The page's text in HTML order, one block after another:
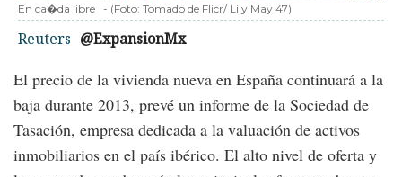
En ca�da libre - (Foto: Tomado de Flicr/ Lily May 47)
Reuters @ExpansionMx
El precio de la vivienda nueva en España continuará a la
baja durante 2013, prevé un informe de la Sociedad de
Tasación, empresa dedicada a la valuación de activos
inmobiliarios en el país ibérico. El alto nivel de oferta y